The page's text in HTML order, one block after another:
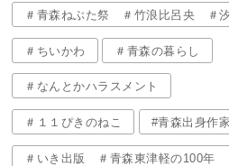
＃青森ねぶた祭 ＃竹浪比呂央 ＃
＃ちいかわ ＃青森の暮らし
＃なんとかハラスメント
＃１１ぴきのねこ #青森出身作家
＃いき出版 ＃青森東津軽の100年